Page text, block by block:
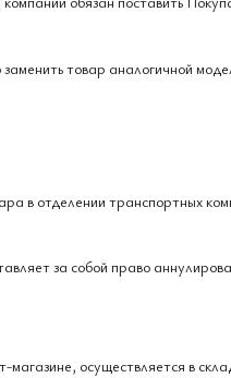
товар аналогичной
в отделении транспортных
за собой право
осуществляется в